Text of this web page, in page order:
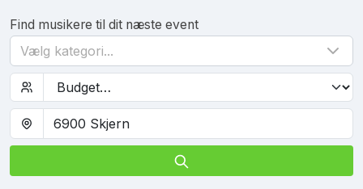
Find musikere til dit næste event
Vælg kategori...